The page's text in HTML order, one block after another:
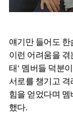
얘기만 들어도
이런 어려움을 겪
태’ 멤버들 덕분
서로를 챙기고
힘을 얻었다며
했다.